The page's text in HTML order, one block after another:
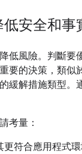
安全和事
低風險。判斷要
要的決策，類似
緩解措施類型。
考量：
更符合應用程式